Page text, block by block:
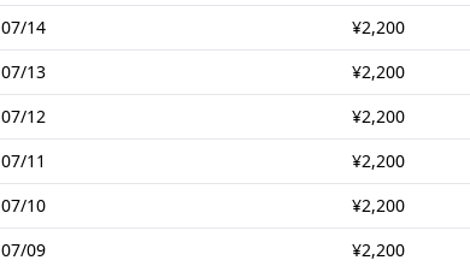
07/14
¥2,200
07/13
¥2,200
07/12
¥2,200
07/11
¥2,200
07/10
¥2,200
07/09
¥2,200